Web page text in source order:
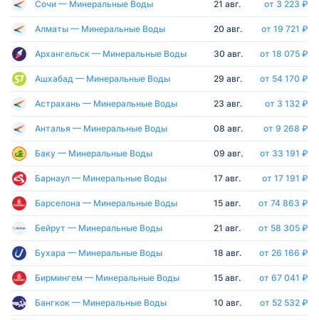
Сочи — Минеральные Воды 21 авг. от 3 223 ₽
Алматы — Минеральные Воды 20 авг. от 19 721 ₽
Архангельск — Минеральные Воды 30 авг. от 18 075 ₽
Ашхабад — Минеральные Воды 29 авг. от 54 170 ₽
Астрахань — Минеральные Воды 23 авг. от 3 132 ₽
Анталья — Минеральные Воды 08 авг. от 9 268 ₽
Баку — Минеральные Воды 09 авг. от 33 191 ₽
Барнаул — Минеральные Воды 17 авг. от 17 191 ₽
Барселона — Минеральные Воды 15 авг. от 74 863 ₽
Бейрут — Минеральные Воды 21 авг. от 58 305 ₽
Бухара — Минеральные Воды 18 авг. от 26 166 ₽
Бирмингем — Минеральные Воды 15 авг. от 67 041 ₽
Бангкок — Минеральные Воды 10 авг. от 52 532 ₽